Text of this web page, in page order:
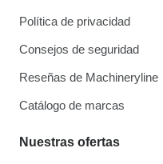
Política de privacidad
Consejos de seguridad
Reseñas de Machineryline
Catálogo de marcas
Nuestras ofertas